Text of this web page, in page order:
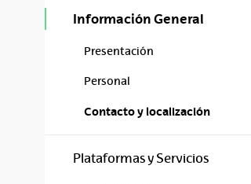
Información General
Presentación
Personal
Contacto y localización
Plataformas y Servicios